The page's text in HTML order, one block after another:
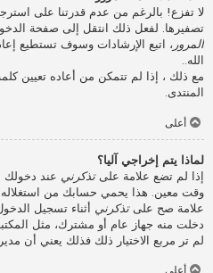
لا تفزع! بالرغم من عدم قدرتنا على
تصفيرها. لفعل ذلك انتقل إلى صفحة
المرور ، اتبع الإرشادات وسوف تستطيع
الله..
مع ذلك ، إذا لم تتمكن من أعاده تعيين
المنتدى.
أعلى
لماذا يتم إخراجي آليا؟
إذا لم تضع علامة علىتذكرني عند دخولك
وقت معين. هذا يحمي حسابك من
علامة صح علىتذكرني أثناء تسجيل
دخلت منه جهاز عام أو مشترك، مثل المكتبة
لم تر مربع الاختيار ذلك فذلك يعني أن